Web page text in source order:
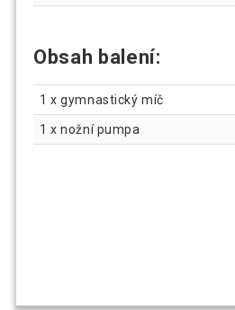
Obsah balení:
1 x gymnastický míč
1 x nožní pumpa